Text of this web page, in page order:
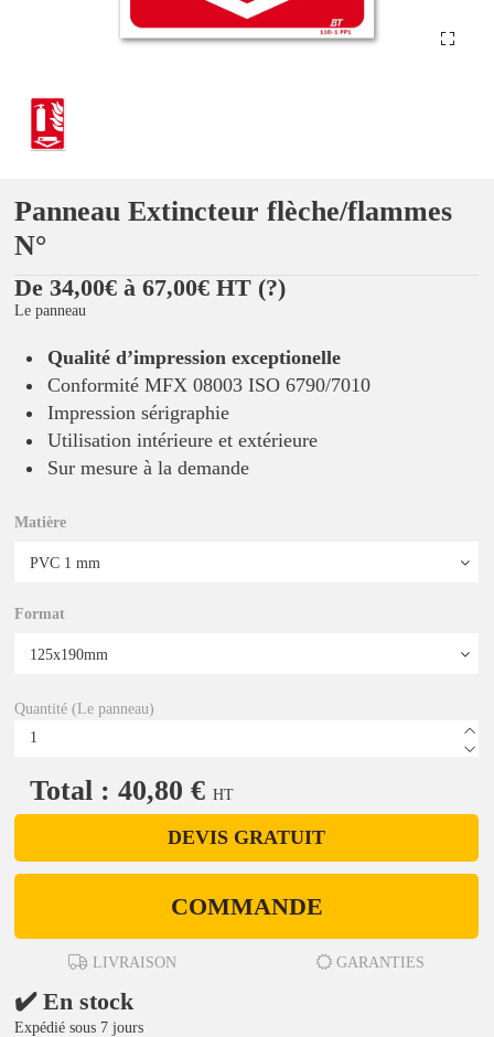
Panneau Extincteur flèche/flammes
N°
De 34,00€ à 67,00€ HT (?)
Le panneau
Qualité d’impression exceptionelle
Conformité MFX 08003 ISO 6790/7010
Impression sérigraphie
Utilisation intérieure et extérieure
Sur mesure à la demande
Matière
Format
Quantité (Le panneau)
Total : 40,80 € HT
DEVIS GRATUIT
COMMANDE
LIVRAISON GARANTIES
✔️ En stock
Expédié sous 7 jours